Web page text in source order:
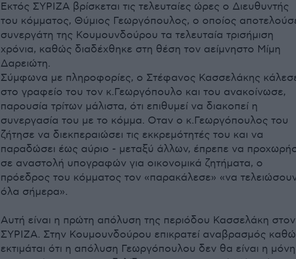
Εκτός ΣΥΡΙΖΑ βρίσκεται τις τελευταίες ώρες ο Διευθυντής
του κόμματος, Θύμιος Γεωργόπουλος, ο οποίος
συνεργάτη της Κουμουνδούρου τα τελευταία τρισήμιση
χρόνια, καθώς διαδέχθηκε στη θέση τον αείμνηστο Μίμη
Δαρειώτη.
Σύμφωνα με πληροφορίες, ο Στέφανος Κασσελάκης
στο γραφείο του τον κ.Γεωργόπουλο και του ανακοίνωσε,
παρουσία τρίτων μάλιστα, ότι επιθυμεί να διακοπεί η
συνεργασία του με το κόμμα. Οταν ο κ.Γεωργόπουλος του
ζήτησε να διεκπεραιώσει τις εκκρεμότητές του και να
παραδώσει έως αύριο - μεταξύ άλλων, έπρεπε να
σε αναστολή υπογραφών για οικονομικά ζητήματα, ο
πρόεδρος του κόμματος τον «παρακάλεσε» «να
όλα σήμερα».
Αυτή είναι η πρώτη απόλυση της περιόδου Κασσελάκη στον
ΣΥΡΙΖΑ. Στην Κουμουνδούρου επικρατεί αναβρασμός
εκτιμάται ότι η απόλυση Γεωργόπουλου δεν θα είναι η